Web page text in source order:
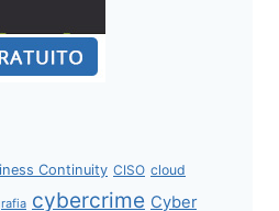
Continuity CISO cloud
cybercrime Cyber